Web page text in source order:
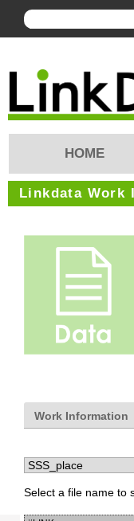
HOME
Linkdata Work
Work Information
Select a file name to